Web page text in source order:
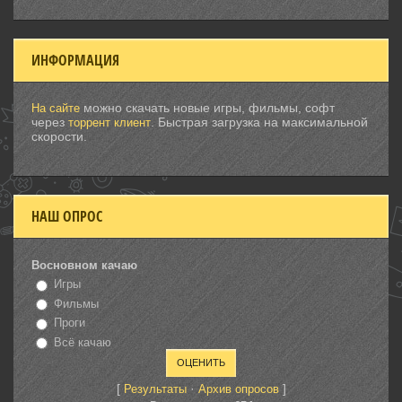
ИНФОРМАЦИЯ
На сайте можно скачать новые игры, фильмы, софт
через торрент клиент . Быстрая загрузка на максимальной
скорости.
НАШ ОПРОС
Восновном качаю
Игры
Фильмы
Проги
Всё качаю
[ Результаты· Архив опросов]